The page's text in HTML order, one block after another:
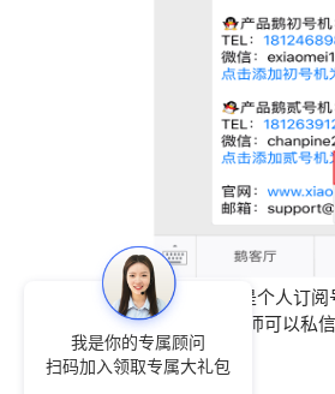
如果您这边是个人订阅号
要详细了解的老师可以私信
我是你的专属顾问
扫码加入领取专属大礼包